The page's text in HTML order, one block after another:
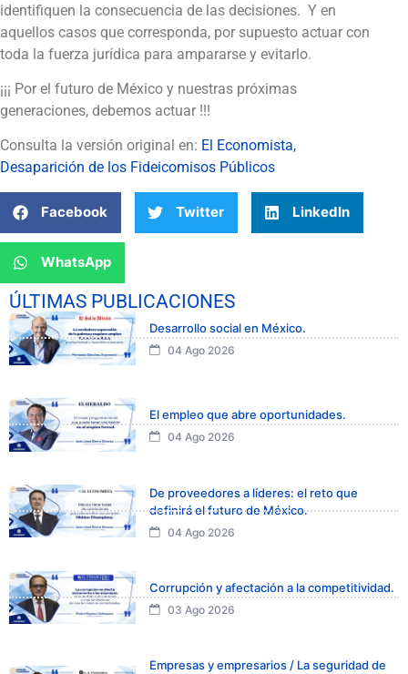
identifiquen la consecuencia de las decisiones. Y en
aquellos casos que corresponda, por supuesto actuar con
toda la fuerza jurídica para ampararse y evitarlo.
¡¡¡ Por el futuro de México y nuestras próximas
generaciones, debemos actuar !!!
Consulta la versión original en: El Economista,
Desaparición de los Fideicomisos Públicos
Facebook Twitter LinkedIn
WhatsApp
ÚLTIMAS PUBLICACIONES
Desarrollo social en México.
04 Ago 2026
El empleo que abre oportunidades.
04 Ago 2026
De proveedores a líderes: el reto que
definirá el futuro de México.
04 Ago 2026
Corrupción y afectación a la competitividad.
03 Ago 2026
Empresas y empresarios / La seguridad de